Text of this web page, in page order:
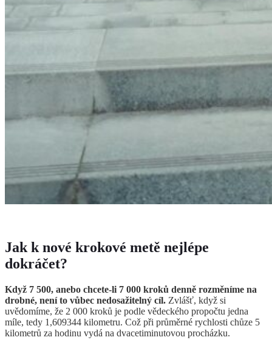
Jak k nové krokové metě nejlépe
dokráčet?
Když 7 500, anebo chcete-li 7 000 kroků denně rozměníme na
drobné, není to vůbec nedosažitelný cíl. Zvlášť, když si
uvědomíme, že 2 000 kroků je podle vědeckého propočtu jedna
míle, tedy 1,609344 kilometru. Což při průměrné rychlosti chůze 5
kilometrů za hodinu vydá na dvacetiminutovou procházku.